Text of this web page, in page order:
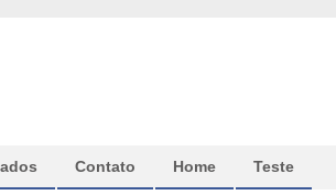
Contato Home Teste